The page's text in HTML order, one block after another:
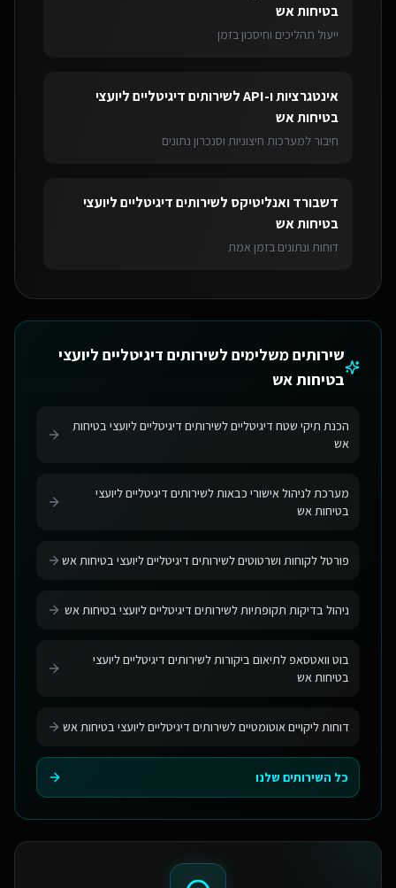
בטיחות אש
ייעול תהליכים וחיסכון בזמן
אינטגרציות ו-API לשירותים דיגיטליים ליועצי
בטיחות אש
חיבור למערכות חיצוניות וסנכרון נתונים
דשבורד ואנליטיקס לשירותים דיגיטליים ליועצי
בטיחות אש
דוחות ונתונים בזמן אמת
שירותים משלימים לשירותים דיגיטליים ליועצי
בטיחות אש
הכנת תיקי שטח דיגיטליים לשירותים דיגיטליים ליועצי בטיחות
אש
מערכת לניהול אישורי כבאות לשירותים דיגיטליים ליועצי
בטיחות אש
פורטל לקוחות ושרטוטים לשירותים דיגיטליים ליועצי בטיחות אש
ניהול בדיקות תקופתיות לשירותים דיגיטליים ליועצי בטיחות אש
בוט וואטסאפ לתיאום ביקורות לשירותים דיגיטליים ליועצי
בטיחות אש
דוחות ליקויים אוטומטיים לשירותים דיגיטליים ליועצי בטיחות אש
כל השירותים שלנו